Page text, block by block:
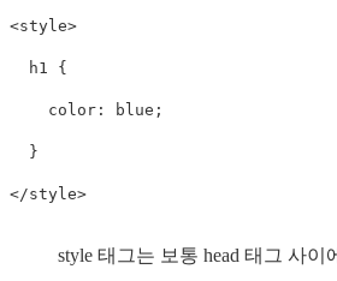
<style>
h1 {
color : blue ;
}
</style>
style 태그는 보통 head 태그 사